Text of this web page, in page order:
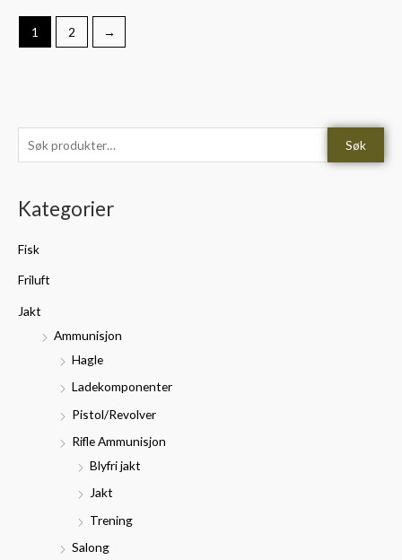
ø
e
e
r
Søk
Kategorier
Fisk
Friluft
Jakt
Ammunisjon
Hagle
Ladekomponenter
Pistol/Revolver
Rifle Ammunisjon
Blyfri jakt
Jakt
Trening
Salong
ia
1 2 →